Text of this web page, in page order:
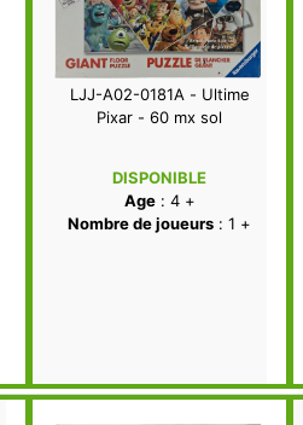
LJJ-A02-0181A - Ultime
Pixar - 60 mx sol
DISPONIBLE
Age: 4 +
Nombre de joueurs : 1 +